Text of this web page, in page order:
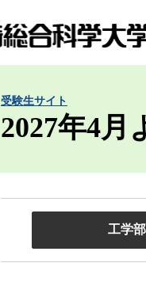
受験生サイト
2027年4
工学部